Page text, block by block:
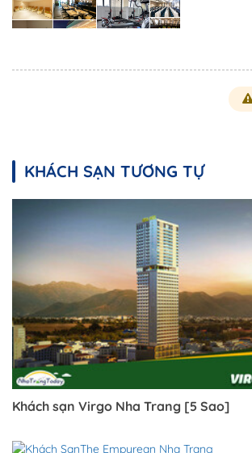
KHÁCH SẠN TƯƠNG TỰ
Khách sạn Virgo Nha Trang [5 Sao]